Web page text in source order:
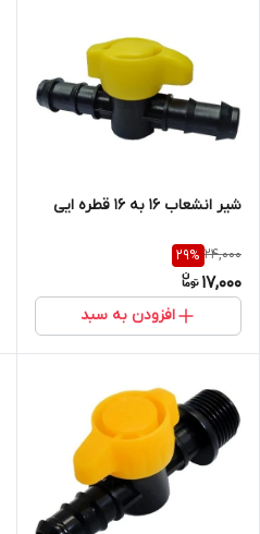
شیر انشعاب 16 به 16 قطره ایی
24,000
29%
17,000
افزودن به سبد